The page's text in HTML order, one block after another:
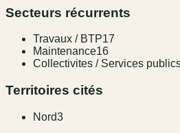
Secteurs récurrents
Travaux / BTP17
Maintenance16
Collectivites / Services
Territoires cités
Nord3